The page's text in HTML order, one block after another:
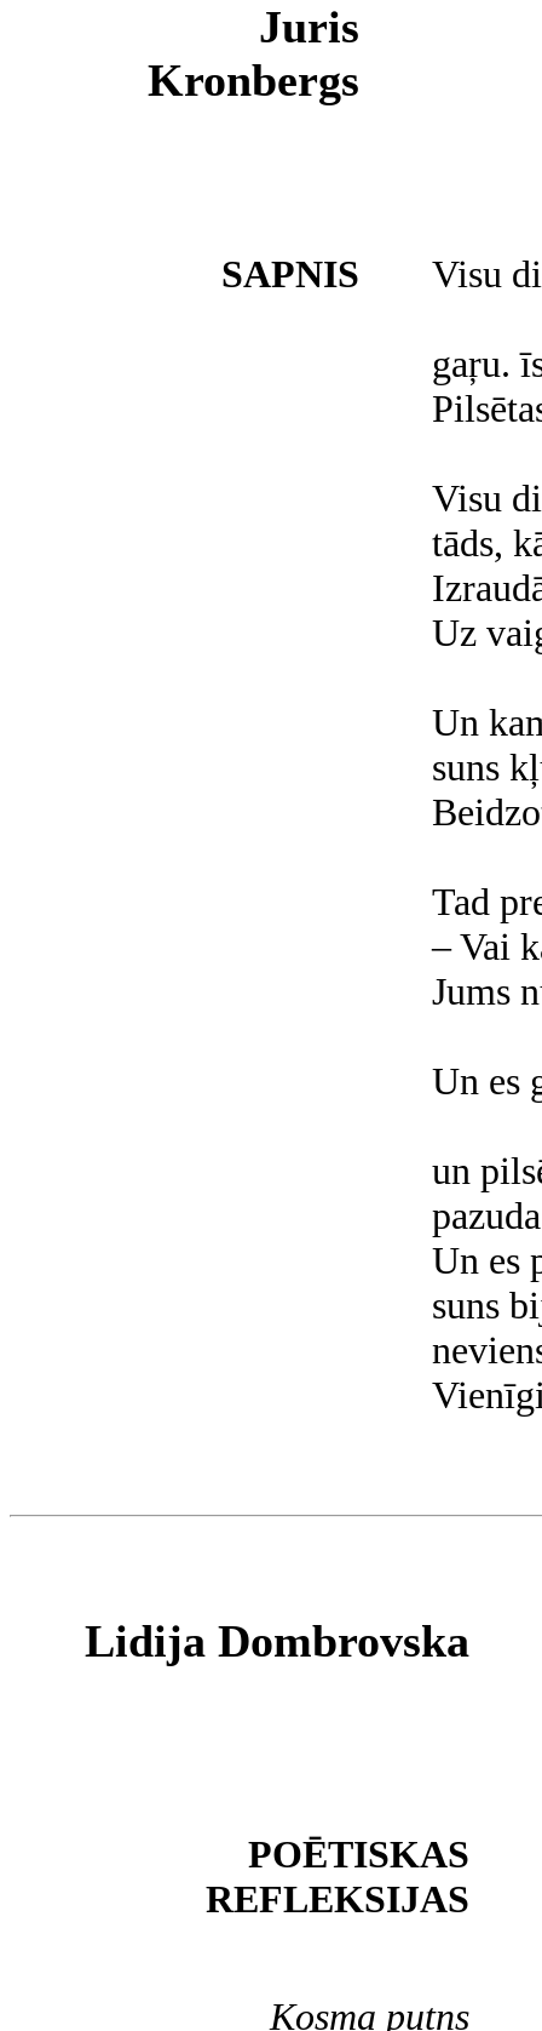
Juris
Kronbergs
SAPNIS Visu
gaŗu.
Visu
tāds,
Uz
Un
suns
Tad
– Vai
Jums
Un es
un
Un es
suns
Lidija Dombrovska
POĒTISKAS
REFLEKSIJAS
Kosma putns